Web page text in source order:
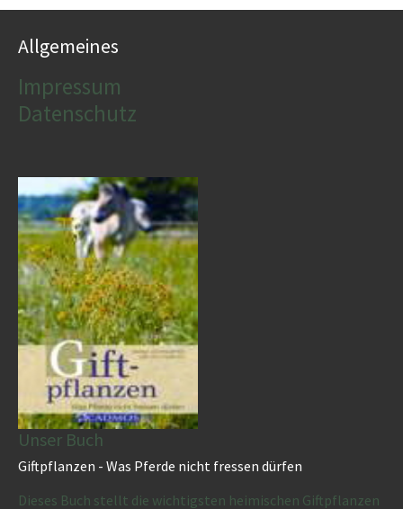
Allgemeines
Impressum
Datenschutz
Unser Buch
Giftpflanzen - Was Pferde nicht fressen dürfen
Dieses Buch stellt die wichtigsten heimischen Giftpflanzen